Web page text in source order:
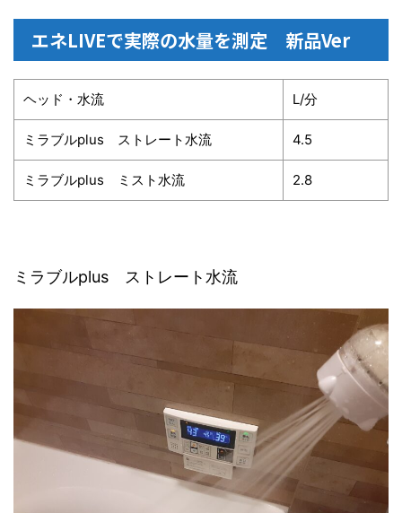
エネLIVEで実際の水量を測定 新品Ver
ヘッド・水流 L/分
ミラブルplus ストレート水流 4.5
ミラブルplus ミスト水流 2.8
ミラブルplus ストレート水流